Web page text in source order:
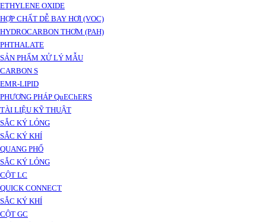
ETHYLENE OXIDE
HỢP CHẤT DỄ BAY HƠI (VOC)
HYDROCARBON THƠM (PAH)
PHTHALATE
SẢN PHẨM XỬ LÝ MẪU
CARBON S
EMR-LIPID
PHƯƠNG PHÁP QuEChERS
TÀI LIỆU KỸ THUẬT
SẮC KÝ LỎNG
SẮC KÝ KHÍ
QUANG PHỔ
SẮC KÝ LỎNG
CỘT LC
QUICK CONNECT
SẮC KÝ KHÍ
CỘT GC